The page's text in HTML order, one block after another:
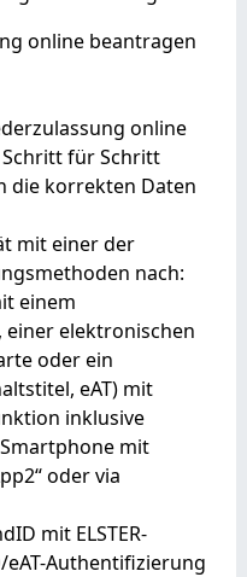
online beantragen
online
Schritt für Schritt
die korrekten Daten
mit einer der
nach:
einem
einer elektronischen
oder ein
eAT) mit
inklusive
mit
oder via
mit ELSTER-
Authentifizierung